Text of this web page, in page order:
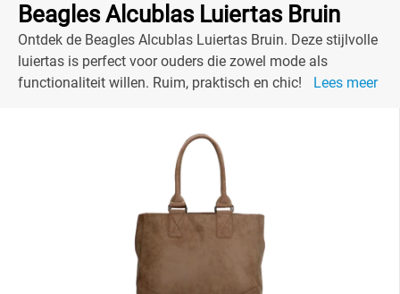
Beagles Alcublas Luiertas Bruin
Ontdek de Beagles Alcublas Luiertas Bruin. Deze stijlvolle
luiertas is perfect voor ouders die zowel mode als
functionaliteit willen. Ruim, praktisch en chic!
Lees meer